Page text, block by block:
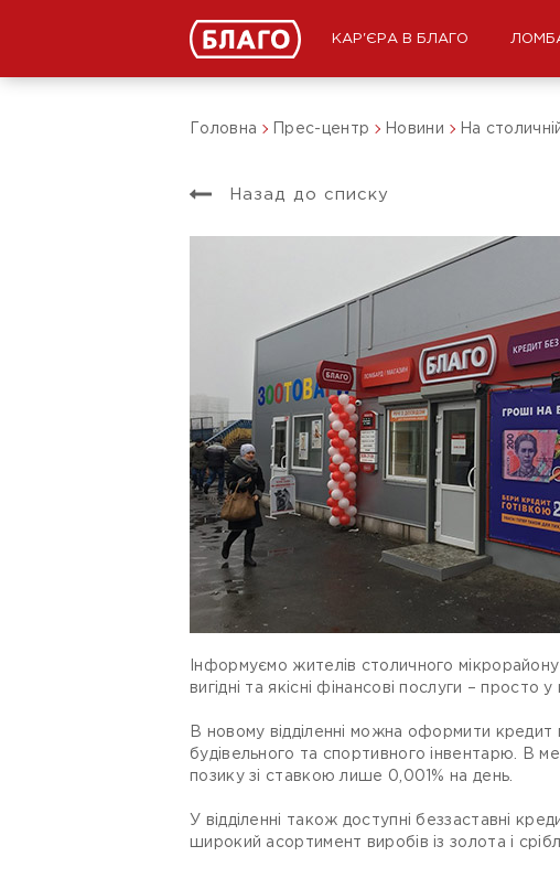
КАР'ЄРА В БЛАГО
Головна Прес-центр Новини На
Назад до списку
Інформуємо жителів столичного
вигідні та якісні фінансові послуги – просто
В новому відділенні можна оформити кредит
будівельного та спортивного інвентарю. В
позику зі ставкою лише 0,001% на день.
У відділенні також доступні беззаставні
широкий асортимент виробів із золота і